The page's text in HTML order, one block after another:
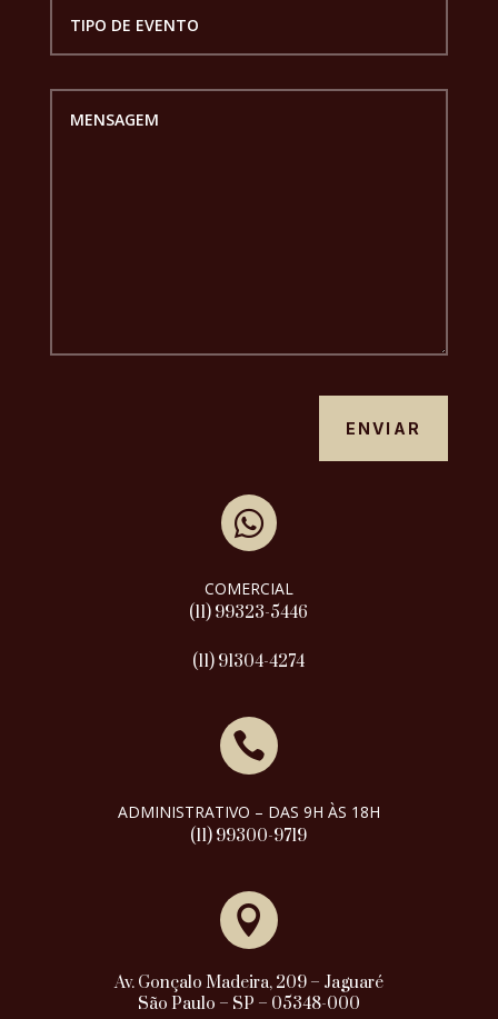
ENVIAR

COMERCIAL
(11) 99323-5446
(11) 91304-4274

ADMINISTRATIVO – DAS 9H ÀS 18H
(11) 99300-9719

Av. Gonçalo Madeira, 209 – Jaguaré
São Paulo – SP – 05348-000